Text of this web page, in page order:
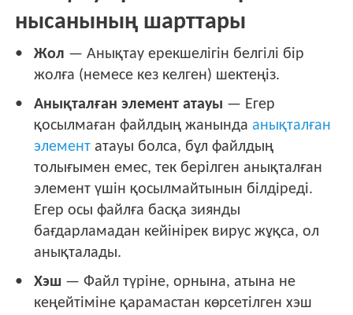
нысанының шарттары
Жол — Анықтау ерекшелігін белгілі бір
жолға (немесе кез келген) шектеңіз.
Анықталған элемент атауы — Егер
қосылмаған файлдың жанындаанықталған
элемент атауы болса, бұл файлдың
толығымен емес, тек берілген анықталған
элемент үшін қосылмайтынын білдіреді.
Егер осы файлға басқа зиянды
бағдарламадан кейінірек вирус жұқса, ол
анықталады.
Хэш — Файл түріне, орнына, атына не
кеңейтіміне қарамастан көрсетілген хэш